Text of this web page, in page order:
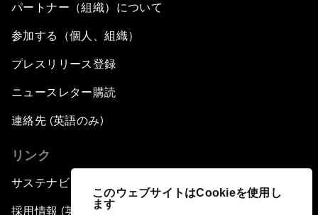
このウェブサイトはCookieを使用し
ます
パートナー（組織）について
参加する（個人、組織）
プレスリリース登録
ニュースレター購読
連絡先 (英語のみ)
リンク
サステナビリティへの取り組み
採用情報 (英語のみ)